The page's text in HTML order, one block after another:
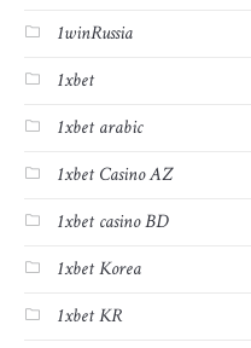
1winRussia
1xbet
1xbet arabic
1xbet Casino AZ
1xbet casino BD
1xbet Korea
1xbet KR